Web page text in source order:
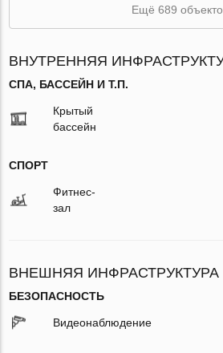
Ещё 689
ВНУТРЕННЯЯ
СПА, БАССЕЙН И Т.П.
Крытый
бассейн
СПОРТ
Фитнес-
зал
ВНЕШНЯЯ ИНФРАСТРУКТУРА
БЕЗОПАСНОСТЬ
Видеонаблюдение